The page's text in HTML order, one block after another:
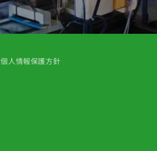
個人情報保護方針